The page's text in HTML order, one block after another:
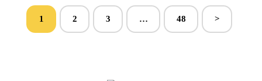
1 2 3 … 48 >